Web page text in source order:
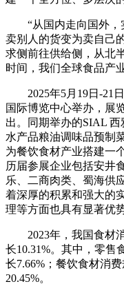
“从国内走向国外，
卖别人的货变为卖自己
求侧前往供给侧，从北
时间，我们全球食品产
2025年5月19日-21日
国际博览中心举办，展
出。同期举办的SIAL
水产品粮油调味品预制
为餐饮食材产业搭建一
历届参展企业包括安井
乐、二商肉类、蜀海供
着深厚的积累和强大的
理等方面也具有显著优势
2023年，我国食材消
长10.31%。其中，零售
长7.66%；餐饮食材消
20.45%。